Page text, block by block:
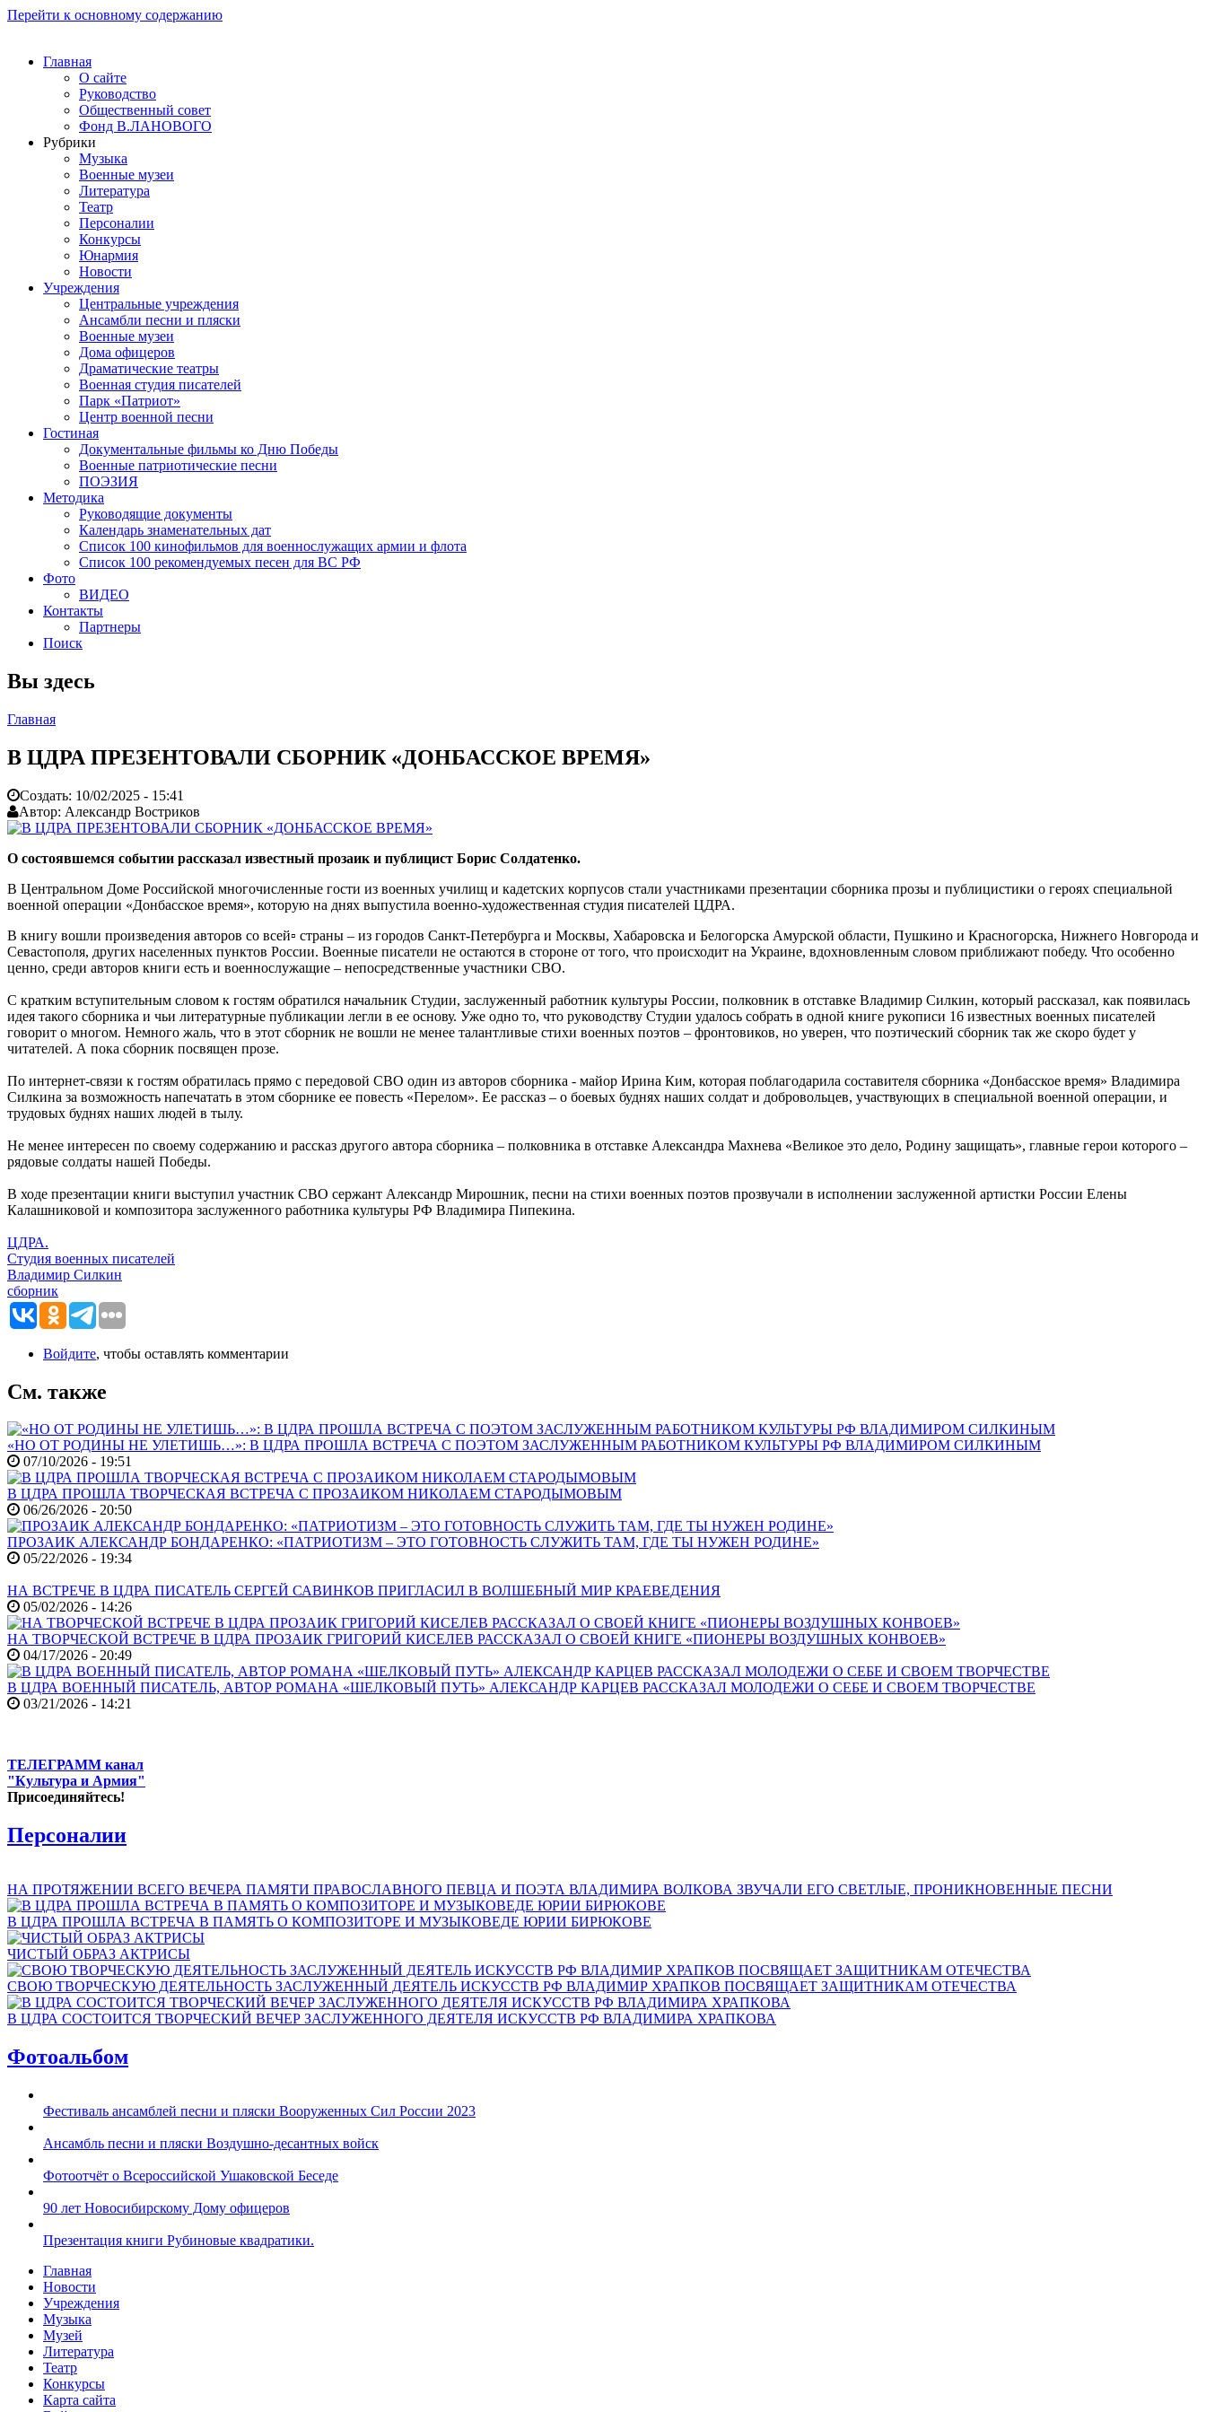
Перейти к основному содержанию
Главная
О сайте
Руководство
Общественный совет
Фонд В.ЛАНОВОГО
Рубрики
Музыка
Военные музеи
Литература
Театр
Персоналии
Конкурсы
Юнармия
Новости
Учреждения
Центральные учреждения
Ансамбли песни и пляски
Военные музеи
Дома офицеров
Драматические театры
Военная студия писателей
Парк «Патриот»
Центр военной песни
Гостиная
Документальные фильмы ко Дню Победы
Военные патриотические песни
ПОЭЗИЯ
Методика
Руководящие документы
Календарь знаменательных дат
Список 100 кинофильмов для военнослужащих армии и флота
Список 100 рекомендуемых песен для ВС РФ
Фото
ВИДЕО
Контакты
Партнеры
Поиск
Вы здесь
Главная
В ЦДРА ПРЕЗЕНТОВАЛИ СБОРНИК «ДОНБАССКОЕ ВРЕМЯ»
Создать: 10/02/2025 - 15:41
Автор: Александр Востриков
О состоявшемся событии рассказал известный прозаик и публицист Борис Солдатенко.
В Центральном Доме Российской многочисленные гости из военных училищ и кадетских корпусов стали участниками презентации сборника прозы и публицистики о героях специальной
военной операции «Донбасское время», которую на днях выпустила военно-художественная студия писателей ЦДРА.
В книгу вошли произведения авторов со всей▫ страны – из городов Санкт-Петербурга и Москвы, Хабаровска и Белогорска Амурской области, Пушкино и Красногорска, Нижнего Новгорода и
Севастополя, других населенных пунктов России. Военные писатели не остаются в стороне от того, что происходит на Украине, вдохновленным словом приближают победу. Что особенно
ценно, среди авторов книги есть и военнослужащие – непосредственные участники СВО.
С кратким вступительным словом к гостям обратился начальник Студии, заслуженный работник культуры России, полковник в отставке Владимир Силкин, который рассказал, как появилась
идея такого сборника и чьи литературные публикации легли в ее основу. Уже одно то, что руководству Студии удалось собрать в одной книге рукописи 16 известных военных писателей
говорит о многом. Немного жаль, что в этот сборник не вошли не менее талантливые стихи военных поэтов – фронтовиков, но уверен, что поэтический сборник так же скоро будет у
читателей. А пока сборник посвящен прозе.
По интернет-связи к гостям обратилась прямо с передовой СВО один из авторов сборника - майор Ирина Ким, которая поблагодарила составителя сборника «Донбасское время» Владимира
Силкина за возможность напечатать в этом сборнике ее повесть «Перелом». Ее рассказ – о боевых буднях наших солдат и добровольцев, участвующих в специальной военной операции, и
трудовых буднях наших людей в тылу.
Не менее интересен по своему содержанию и рассказ другого автора сборника – полковника в отставке Александра Махнева «Великое это дело, Родину защищать», главные герои которого –
рядовые солдаты нашей Победы.
В ходе презентации книги выступил участник СВО сержант Александр Мирошник, песни на стихи военных поэтов прозвучали в исполнении заслуженной артистки России Елены
Калашниковой и композитора заслуженного работника культуры РФ Владимира Пипекина.
ЦДРА.
Студия военных писателей
Владимир Силкин
сборник
Войдите, чтобы оставлять комментарии
См. также
«НО ОТ РОДИНЫ НЕ УЛЕТИШЬ…»: В ЦДРА ПРОШЛА ВСТРЕЧА С ПОЭТОМ ЗАСЛУЖЕННЫМ РАБОТНИКОМ КУЛЬТУРЫ РФ ВЛАДИМИРОМ СИЛКИНЫМ
07/10/2026 - 19:51
В ЦДРА ПРОШЛА ТВОРЧЕСКАЯ ВСТРЕЧА С ПРОЗАИКОМ НИКОЛАЕМ СТАРОДЫМОВЫМ
06/26/2026 - 20:50
ПРОЗАИК АЛЕКСАНДР БОНДАРЕНКО: «ПАТРИОТИЗМ – ЭТО ГОТОВНОСТЬ СЛУЖИТЬ ТАМ, ГДЕ ТЫ НУЖЕН РОДИНЕ»
05/22/2026 - 19:34
НА ВСТРЕЧЕ В ЦДРА ПИСАТЕЛЬ СЕРГЕЙ САВИНКОВ ПРИГЛАСИЛ В ВОЛШЕБНЫЙ МИР КРАЕВЕДЕНИЯ
05/02/2026 - 14:26
НА ТВОРЧЕСКОЙ ВСТРЕЧЕ В ЦДРА ПРОЗАИК ГРИГОРИЙ КИСЕЛЕВ РАССКАЗАЛ О СВОЕЙ КНИГЕ «ПИОНЕРЫ ВОЗДУШНЫХ КОНВОЕВ»
04/17/2026 - 20:49
В ЦДРА ВОЕННЫЙ ПИСАТЕЛЬ, АВТОР РОМАНА «ШЕЛКОВЫЙ ПУТЬ» АЛЕКСАНДР КАРЦЕВ РАССКАЗАЛ МОЛОДЕЖИ О СЕБЕ И СВОЕМ ТВОРЧЕСТВЕ
03/21/2026 - 14:21
ТЕЛЕГРАММ канал
"Культура и Армия"
Присоединяйтесь!
Персоналии
НА ПРОТЯЖЕНИИ ВСЕГО ВЕЧЕРА ПАМЯТИ ПРАВОСЛАВНОГО ПЕВЦА И ПОЭТА ВЛАДИМИРА ВОЛКОВА ЗВУЧАЛИ ЕГО СВЕТЛЫЕ, ПРОНИКНОВЕННЫЕ ПЕСНИ
В ЦДРА ПРОШЛА ВСТРЕЧА В ПАМЯТЬ О КОМПОЗИТОРЕ И МУЗЫКОВЕДЕ ЮРИИ БИРЮКОВЕ
ЧИСТЫЙ ОБРАЗ АКТРИСЫ
СВОЮ ТВОРЧЕСКУЮ ДЕЯТЕЛЬНОСТЬ ЗАСЛУЖЕННЫЙ ДЕЯТЕЛЬ ИСКУССТВ РФ ВЛАДИМИР ХРАПКОВ ПОСВЯЩАЕТ ЗАЩИТНИКАМ ОТЕЧЕСТВА
В ЦДРА СОСТОИТСЯ ТВОРЧЕСКИЙ ВЕЧЕР ЗАСЛУЖЕННОГО ДЕЯТЕЛЯ ИСКУССТВ РФ ВЛАДИМИРА ХРАПКОВА
Фотоальбом
Фестиваль ансамблей песни и пляски Вооруженных Сил России 2023
Ансамбль песни и пляски Воздушно-десантных войск
Фотоотчёт о Всероссийской Ушаковской Беседе
90 лет Новосибирскому Дому офицеров
Презентация книги Рубиновые квадратики.
Главная
Новости
Учреждения
Музыка
Музей
Литература
Театр
Конкурсы
Карта сайта